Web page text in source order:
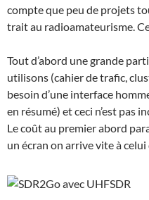
compte que peu de projets
trait au radioamateurisme.
Tout d’abord une grande
utilisons (cahier de trafic,
besoin d’une interface
en résumé) et ceci n’est pas
Le coût au premier abord
un écran on arrive vite à